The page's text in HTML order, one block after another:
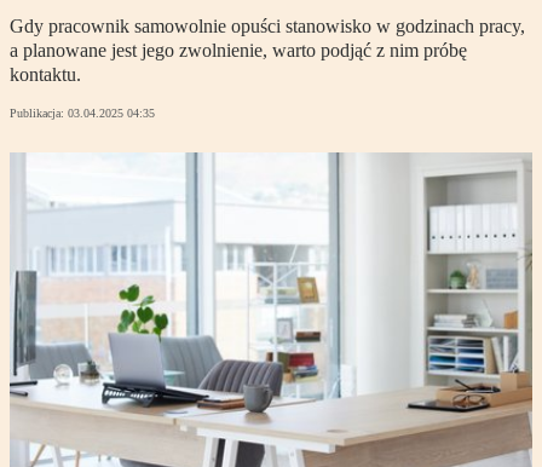
Gdy pracownik samowolnie opuści stanowisko w godzinach pracy,
a planowane jest jego zwolnienie, warto podjąć z nim próbę
kontaktu.
Publikacja: 03.04.2025 04:35